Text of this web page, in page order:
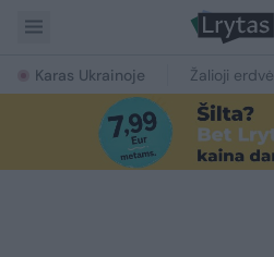
Karas Ukrainoje Žalioji erdvė